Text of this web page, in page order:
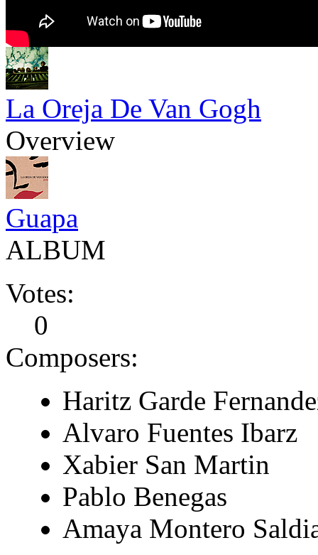
La Oreja De Van Gogh
Overview
Guapa
ALBUM
Votes:
0
Composers:
Haritz Garde
Alvaro Fuentes Ibarz
Xabier San Martin
Pablo Benegas
Amaya Montero